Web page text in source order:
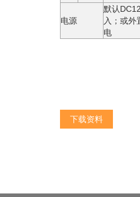
电源
默认
⼊；或外
电
下载资料